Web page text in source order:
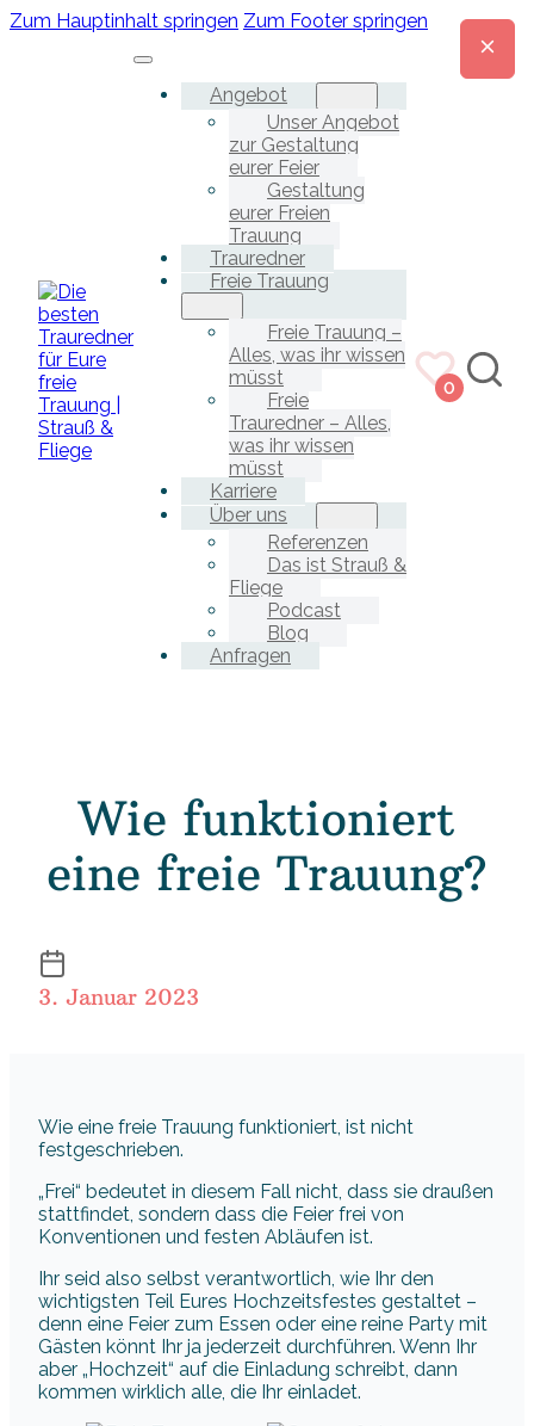
Zum Hauptinhalt springen Zum Footer springen
Angebot
Unser Angebot
zur Gestaltung
eurer Feier
Gestaltung
eurer Freien
Trauung
Trauredner
Freie Trauung
Freie Trauung –
Alles, was ihr wissen
müsst
Freie
Trauredner – Alles,
was ihr wissen
müsst
Karriere
Über uns
Referenzen
Das ist Strauß &
Fliege
Podcast
Blog
Anfragen
0
Wie funktioniert
eine freie Trauung?
3. Januar 2023
Wie eine freie Trauung funktioniert, ist nicht
festgeschrieben.
„Frei“ bedeutet in diesem Fall nicht, dass sie draußen
stattfindet, sondern dass die Feier frei von
Konventionen und festen Abläufen ist.
Ihr seid also selbst verantwortlich, wie Ihr den
wichtigsten Teil Eures Hochzeitsfestes gestaltet –
denn eine Feier zum Essen oder eine reine Party mit
Gästen könnt Ihr ja jederzeit durchführen. Wenn Ihr
aber „Hochzeit“ auf die Einladung schreibt, dann
kommen wirklich alle, die Ihr einladet.